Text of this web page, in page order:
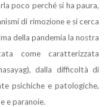
poco perché si ha paura,
di rimozione e si cerca
della pandemia la nostra
come caratterizzata
dalla difficoltà di
psichiche e patologiche,
e paranoie.